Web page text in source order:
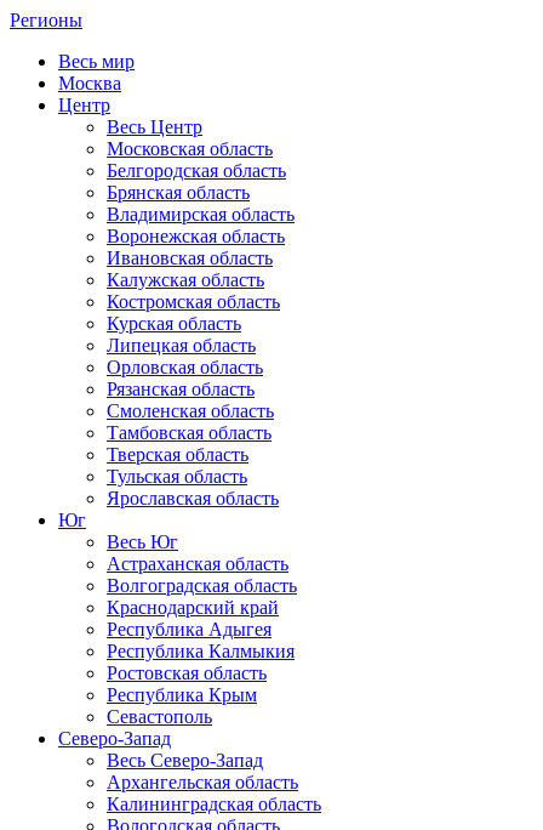
Регионы
Весь мир
Москва
Центр
Весь Центр
Московская область
Белгородская область
Брянская область
Владимирская область
Воронежская область
Ивановская область
Калужская область
Костромская область
Курская область
Липецкая область
Орловская область
Рязанская область
Смоленская область
Тамбовская область
Тверская область
Тульская область
Ярославская область
Юг
Весь Юг
Астраханская область
Волгоградская область
Краснодарский край
Республика Адыгея
Республика Калмыкия
Ростовская область
Республика Крым
Севастополь
Северо-Запад
Весь Северо-Запад
Архангельская область
Калининградская область
Вологодская область